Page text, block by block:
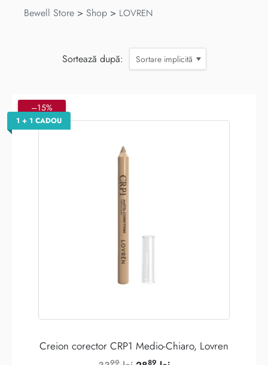
Bewell Store > Shop > LOVREN
Sortează după: Sortare implicită
–15%
1 + 1 CADOU
Creion corector CRP1 Medio-Chiaro, Lovren
99 89